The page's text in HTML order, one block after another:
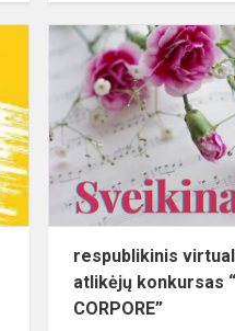
Virtualus
respublikinis
mokinių
muzikos
ir
šokio
festivalis...
respublikinis
atlikėjų konkursas
CORPORE”